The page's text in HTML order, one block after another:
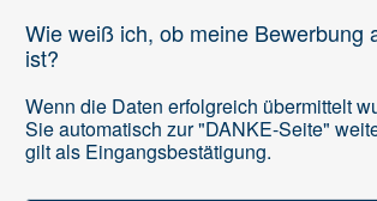
Wie weiß ich, ob meine Bewerbung
ist?
Wenn die Daten erfolgreich übermittelt
Sie automatisch zur "DANKE-Seite"
gilt als Eingangsbestätigung.